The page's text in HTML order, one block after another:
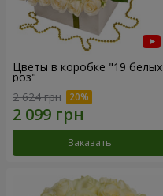
Цветы в коробке "19 белых
роз"
2 624 грн
Заказать